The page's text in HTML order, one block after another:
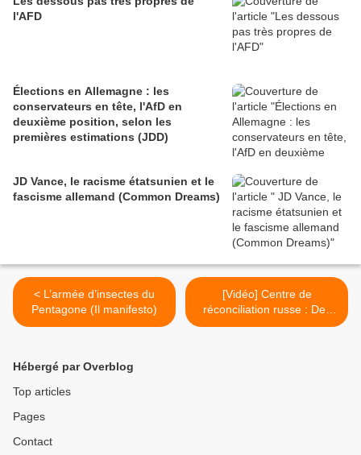
l'AFD
Élections en Allemagne : les
conservateurs en tête, l'AfD en
deuxième position, selon les
premières estimations (JDD)
JD Vance, le racisme étatsunien et le
fascisme allemand (Common Dreams)
< L’armée d’insectes du
Pentagone (Il manifesto)
[Vidéo] Centre de
réconciliation russe : Des
cellules de l'EI ont volé du
Hébergé par Overblog
Top articles
Pages
Contact